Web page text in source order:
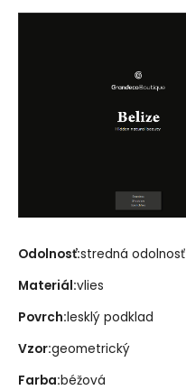
Odolnosť:stredná odolnosť
Materiál:vlies
Povrch:lesklý podklad
Vzor:geometrický
Farba:béžová